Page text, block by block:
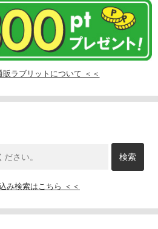
販ラブリットについて ＜＜
み検索はこちら ＜＜